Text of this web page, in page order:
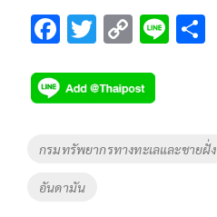
F
e
b
o
o
k
T
tt
er
C
p
y
Li
Li
Tags
กรมทรัพยากรทางทะเลและชายฝั่ง
อันดามัน